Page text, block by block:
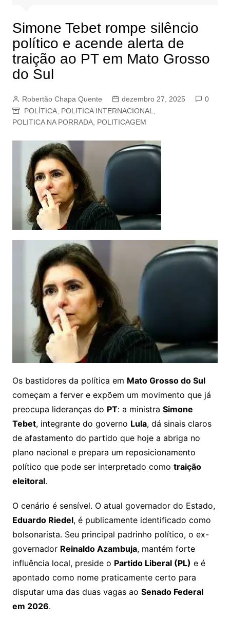
Simone Tebet rompe silêncio
político e acende alerta de
traição ao PT em Mato Grosso
do Sul
Robertão Chapa Quente dezembro 27, 2025
0
POLÍTICA, POLITICA INTERNACIONAL
POLITICA NA PORRADA, POLITICAGEM
Os bastidores da política em Mato Grosso do Sul
começam a ferver e expõem um movimento que já
preocupa lideranças do PT: a ministra Simone
Tebet, integrante do governo Lula, dá sinais claros
de afastamento do partido que hoje a abriga no
plano nacional e prepara um reposicionamento
político que pode ser interpretado como traição
eleitoral.
O cenário é sensível. O atual governador do Estado,
Eduardo Riedel, é publicamente identificado como
bolsonarista. Seu principal padrinho político, o ex-
governador Reinaldo Azambuja, mantém forte
influência local, preside o Partido Liberal (PL) e é
apontado como nome praticamente certo para
disputar uma das duas vagas ao Senado Federal
em 2026.